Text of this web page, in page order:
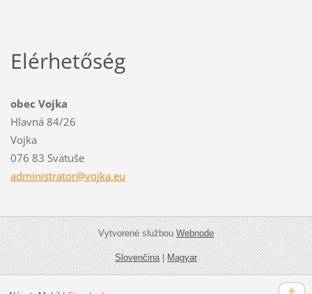
Elérhetőség
obec Vojka
Hlavná 84/26
Vojka
076 83 Svätuše
administrator@vojka.eu
Vytvorené službouWebnode
Slovenčina|Magyar